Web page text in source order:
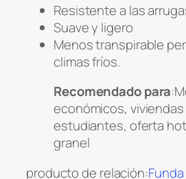
Resistente a las
Suave y ligero
Menos transpirable
climas fríos.
Recomendado para
económicos, viviendas
estudiantes, oferta
granel
producto de relación: